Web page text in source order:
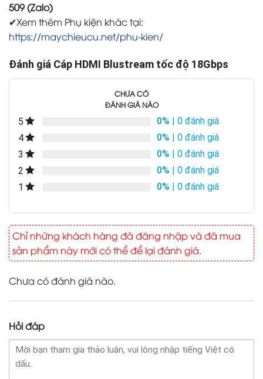
509 (Zalo)
✔Xem thêm Phụ kiện khác tại:
https://maychieucu.net/phu-kien/
Đánh giá Cáp HDMI Blustream tốc độ 18Gbps
CHƯA CÓ
ĐÁNH GIÁ NÀO
5 0% | 0 đánh giá
4
0% | 0 đánh giá
3
0% | 0 đánh giá
2
0% | 0 đánh giá
1
0% | 0 đánh giá
Chỉ những khách hàng đã đăng nhập và đã mua
sản phẩm này mới có thể để lại đánh giá.
Chưa có đánh giá nào.
Hỏi đáp